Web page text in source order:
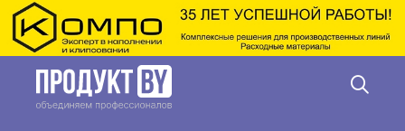
Перейти к основному содержанию